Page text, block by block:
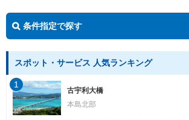
条件指定で探す
スポット・サービス 人気ランキング
古宇利大橋
本島北部
1